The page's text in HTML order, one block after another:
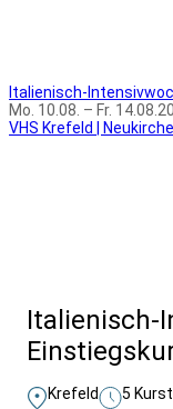
Italienisch-
Mo. 10.08. – Fr.
VHS Krefeld |
Italienisch-
Krefeld 5